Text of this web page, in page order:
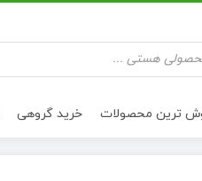
ترین محصولات خرید گروهی